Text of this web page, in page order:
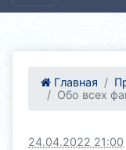
Главная
Обо всех
24.04.2022 21:00